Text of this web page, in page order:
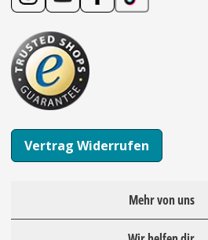
Vertrag Widerrufen
Mehr von uns